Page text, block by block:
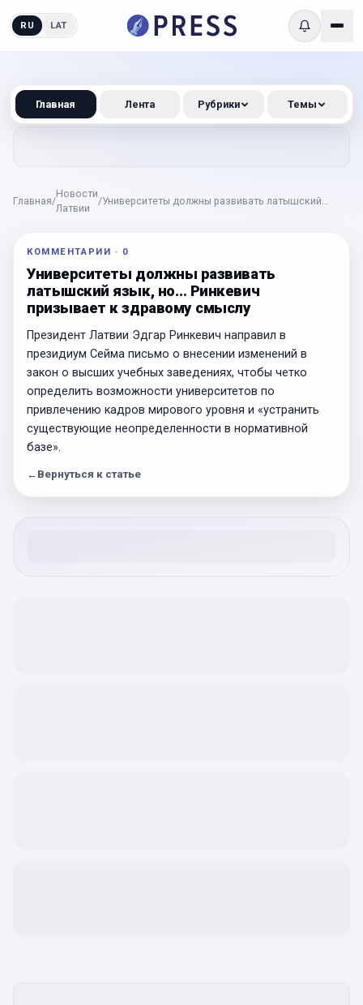
RU LAT
Главная/
Новости
Латвии
/Университеты должны развивать латышский
КОММЕНТАРИИ · 0
Университеты должны развивать
латышский язык, но… Ринкевич
призывает к здравому смыслу
Президент Латвии Эдгар Ринкевич направил в
президиум Сейма письмо о внесении изменений в
закон о высших учебных заведениях, чтобы четко
определить возможности университетов по
привлечению кадров мирового уровня и «устранить
существующие неопределенности в нормативной
базе».
← Вернуться к статье
Главная Лента Рубрики Темы